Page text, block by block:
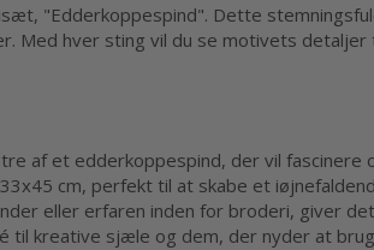
"Edderkoppespind". Dette
Med hver sting vil du se motivets
af et edderkoppespind, der vil
cm, perfekt til at skabe et
eller erfaren inden for broderi, giver
til kreative sjæle og dem, der nyder at